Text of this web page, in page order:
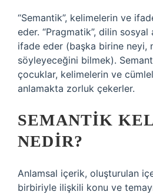
“Semantik”, kelimelerin ve
eder. “Pragmatik”, dilin sosyal
ifade eder (başka birine neyi,
söyleyeceğini bilmek).
çocuklar, kelimelerin ve
anlamakta zorluk çekerler.
SEMANTIK
NEDIR?
Anlamsal içerik, oluşturulan
birbiriyle ilişkili konu ve